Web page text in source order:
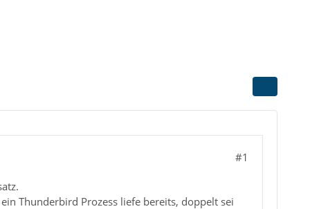
#1
Thunderbird Prozess liefe bereits, doppelt sei